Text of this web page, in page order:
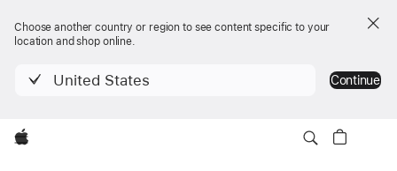
Choose another country or region to see content specific to your
location and shop online.
United States Continue
Apple